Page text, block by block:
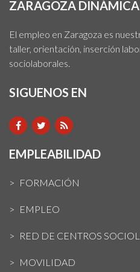
ZARAGOZA DINÁMICA
El empleo en Zaragoza es
taller, orientación, inserción
sociolaborales.
SIGUENOS EN
EMPLEABILIDAD
FORMACIÓN
EMPLEO
RED DE CENTROS
MOVILIDAD